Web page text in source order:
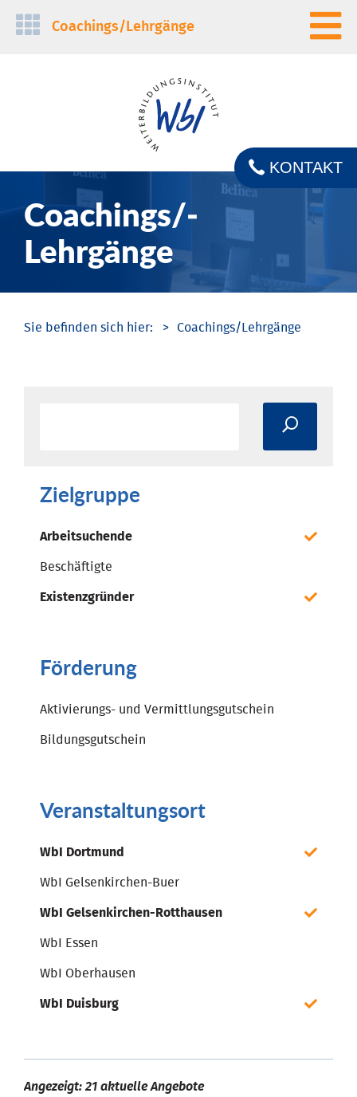
Navigation
Coachings/­Lehrgänge
Coachings/­
Lehrgänge
KONTAKT
Coachings/­Lehrgänge
Zielgruppe
Arbeitsuchende
Beschäftigte
Existenzgründer
Förderung
Aktivierungs- und Vermittlungsgutschein
Bildungsgutschein
Veranstaltungsort
WbI Dortmund
WbI Gelsenkirchen-Buer
WbI Gelsenkirchen-Rotthausen
WbI Essen
WbI Oberhausen
WbI Duisburg
Angezeigt: 21 aktuelle Angebote